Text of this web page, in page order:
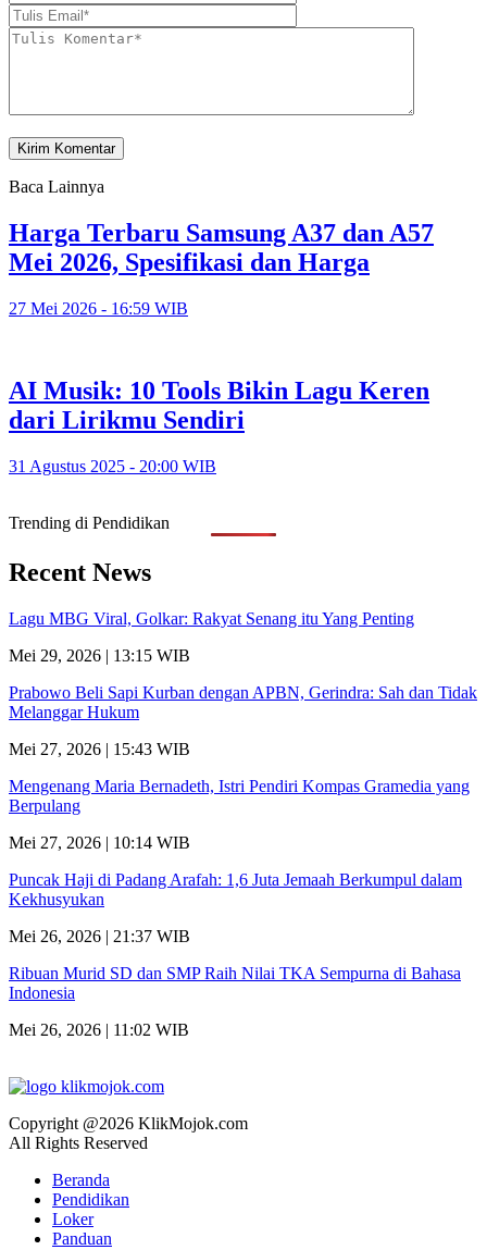
Baca Lainnya
Harga Terbaru Samsung A37 dan A57
Mei 2026, Spesifikasi dan Harga
27 Mei 2026 - 16:59 WIB
AI Musik: 10 Tools Bikin Lagu Keren
dari Lirikmu Sendiri
31 Agustus 2025 - 20:00 WIB
Trending di Pendidikan
Recent News
Lagu MBG Viral, Golkar: Rakyat Senang itu Yang Penting
Mei 29, 2026 | 13:15 WIB
Prabowo Beli Sapi Kurban dengan APBN, Gerindra: Sah dan Tidak
Melanggar Hukum
Mei 27, 2026 | 15:43 WIB
Mengenang Maria Bernadeth, Istri Pendiri Kompas Gramedia yang
Berpulang
Mei 27, 2026 | 10:14 WIB
Puncak Haji di Padang Arafah: 1,6 Juta Jemaah Berkumpul dalam
Kekhusyukan
Mei 26, 2026 | 21:37 WIB
Ribuan Murid SD dan SMP Raih Nilai TKA Sempurna di Bahasa
Indonesia
Mei 26, 2026 | 11:02 WIB
Copyright @2026 KlikMojok.com
All Rights Reserved
Beranda
Pendidikan
Loker
Panduan